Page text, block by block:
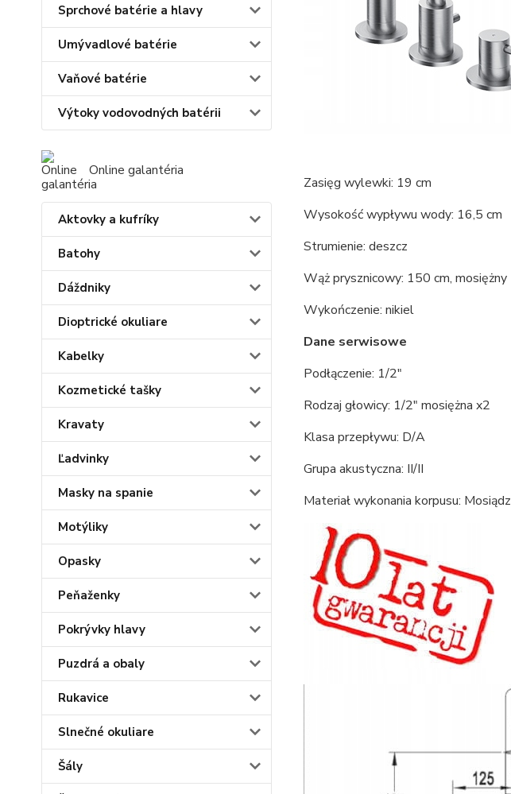
Sprchové batérie a hlavy
Umývadlové batérie
Vaňové batérie
Výtoky vodovodných batérii
Online galantéria
Aktovky a kufríky
Batohy
Dáždniky
Dioptrické okuliare
Kabelky
Kozmetické tašky
Kravaty
Ľadvinky
Masky na spanie
Motýliky
Opasky
Peňaženky
Pokrývky hlavy
Puzdrá a obaly
Rukavice
Slnečné okuliare
Šály
Zasięg wylewki: 19 cm
Wysokość wypływu wody: 16,5 cm
Strumienie: deszcz
Wąż prysznicowy: 150 cm, mosiężny
Wykończenie: nikiel
Dane serwisowe
Podłączenie: 1/2"
Rodzaj głowicy: 1/2" mosiężna x2
Klasa przepływu: D/A
Grupa akustyczna: II/II
Materiał wykonania korpusu: Mosiądz